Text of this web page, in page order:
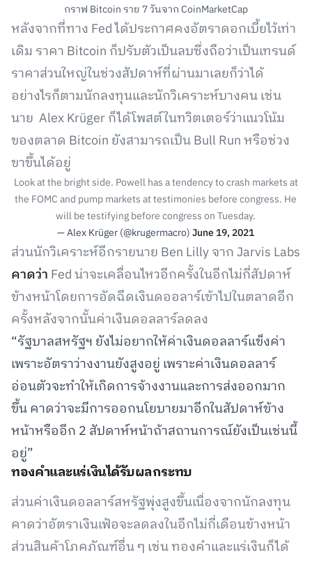
กราฟ Bitcoin ราย 7 วันจาก CoinMarketCap
หลังจากที่ทาง Fed ได้ประกาศคงอัตราดอกเบี้ยไว้เท่า
เดิม ราคา Bitcoin ก็ปรับตัวเป็นลบซึ่งถือว่าเป็นเทรนด์
ราคาส่วนใหญ่ในช่วงสัปดาห์ที่ผ่านมาเลยก็ว่าได้
อย่างไรก็ตามนักลงทุนและนักวิเคราะห์บางคน เช่น
นาย Alex Krüger ก็ได้โพสต์ในทวิตเตอร์ว่าแนวโน้ม
ของตลาด Bitcoin ยังสามารถเป็น Bull Run หรือช่วง
ขาขึ้นได้อยู่
Look at the bright side. Powell has a tendency to crash markets at
the FOMC and pump markets at testimonies before congress. He
will be testifying before congress on Tuesday.
— Alex Krüger (@krugermacro)June 19, 2021
ส่วนนักวิเคราะห์อีกรายนาย Ben Lilly จาก Jarvis Labs
คาดว่า Fed น่าจะเคลื่อนไหวอีกครั้งในอีกไม่กี่สัปดาห์
ข้างหน้าโดยการอัดฉีดเงินดออลาร์เข้าไปในตลาดอีก
ครั้งหลังจากนั้นค่าเงินดอลลาร์ลดลง
“รัฐบาลสหรัฐฯ ยังไม่อยากให้ค่าเงินดอลลาร์แข็งค่า
เพราะอัตราว่างงานยังสูงอยู่ เพราะค่าเงินดอลลาร์
อ่อนตัวจะทำให้เกิดการจ้างงานและการส่งออกมาก
ขึ้น คาดว่าจะมีการออกนโยบายมาอีกในสัปดาห์ข้าง
หน้าหรืออีก 2 สัปดาห์หน้าถ้าสถานการณ์ยังเป็นเช่นนี้
อยู่”
ทองคำและแร่เงินได้รับผลกระทบ
ส่วนค่าเงินดอลลาร์สหรัฐพุ่งสูงขึ้นเนื่องจากนักลงทุน
คาดว่าอัตราเงินเฟ้อจะลดลงในอีกไม่กี่เดือนข้างหน้า
ส่วนสินค้าโภคภัณฑ์อื่น ๆ เช่น ทองคำและแร่เงินก็ได้